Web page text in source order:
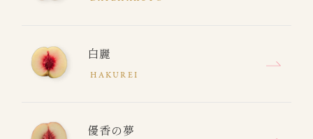
白麗
HAKUREI
優香の夢